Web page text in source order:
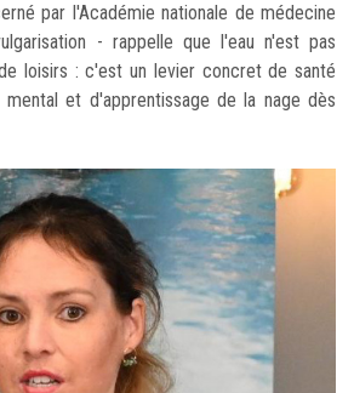
par l'Académie nationale de médecine
- rappelle que l'eau n'est pas
loisirs : c'est un levier concret de santé
et d'apprentissage de la nage dès